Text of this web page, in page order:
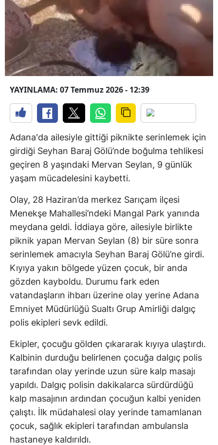
YAYINLAMA: 07 Temmuz 2026 - 12:39
Adana'da ailesiyle gittiği piknikte serinlemek için
girdiği Seyhan Baraj Gölü’nde boğulma tehlikesi
geçiren 8 yaşındaki Mervan Seylan, 9 günlük
yaşam mücadelesini kaybetti.
Olay, 28 Haziran’da merkez Sarıçam ilçesi
Menekşe Mahallesi’ndeki Mangal Park yanında
meydana geldi. İddiaya göre, ailesiyle birlikte
piknik yapan Mervan Seylan (8) bir süre sonra
serinlemek amacıyla Seyhan Baraj Gölü’ne girdi.
Kıyıya yakın bölgede yüzen çocuk, bir anda
gözden kayboldu. Durumu fark eden
vatandaşların ihbarı üzerine olay yerine Adana
Emniyet Müdürlüğü Sualtı Grup Amirliği dalgıç
polis ekipleri sevk edildi.
Ekipler, çocuğu gölden çıkararak kıyıya ulaştırdı.
Kalbinin durduğu belirlenen çocuğa dalgıç polis
tarafından olay yerinde uzun süre kalp masajı
yapıldı. Dalgıç polisin dakikalarca sürdürdüğü
kalp masajının ardından çocuğun kalbi yeniden
çalıştı. İlk müdahalesi olay yerinde tamamlanan
çocuk, sağlık ekipleri tarafından ambulansla
hastaneye kaldırıldı.